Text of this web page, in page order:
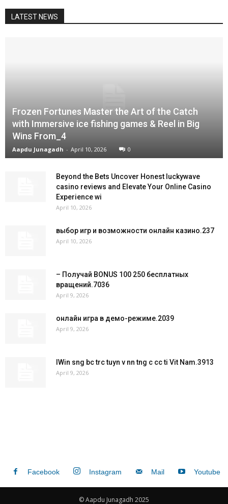
LATEST NEWS
Frozen Fortunes Master the Art of the Catch
with Immersive ice fishing games & Reel in Big
Wins From_4
Aapdu Junagadh - April 10, 2026 0
Beyond the Bets Uncover Honest luckywave
casino reviews and Elevate Your Online Casino
Experience wi
April 10, 2026
выбор игр и возможности онлайн казино.237
April 10, 2026
– Получай BONUS 100 250 бесплатных
вращений.7036
April 9, 2026
онлайн игра в демо-режиме.2039
April 9, 2026
IWin sng bc trc tuyn v nn tng c cc ti Vit Nam.3913
April 9, 2026
Facebook Instagram Mail Youtube
© Aapdu Junagadh 2025